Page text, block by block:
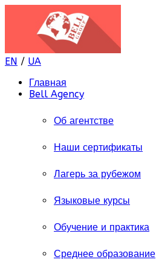
EN / UA
Главная
Bell Agency
Об агентстве
Наши сертификаты
Лагерь за рубежом
Языковые курсы
Обучение и практика
Среднее образование